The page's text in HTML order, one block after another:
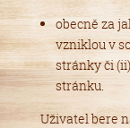
obecně za
vzniklou v
stránky či
stránku.
Uživatel bere